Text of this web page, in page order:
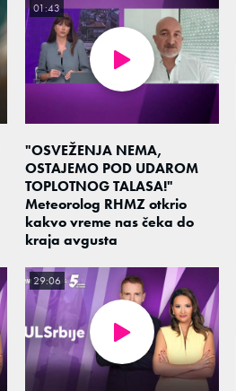
"OSVEŽENJA NEMA,
OSTAJEMO POD UDAROM
TOPLOTNOG TALASA!"
Meteorolog RHMZ otkrio
kakvo vreme nas čeka do
kraja avgusta
01:43
29:06